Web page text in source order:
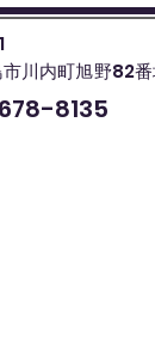
川内町旭野82
8135